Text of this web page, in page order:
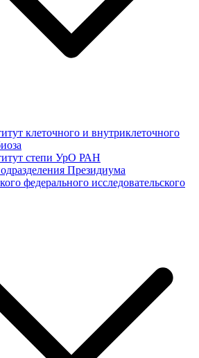
клеточного и внутриклеточного
степи УрО РАН
Президиума
федерального исследовательского